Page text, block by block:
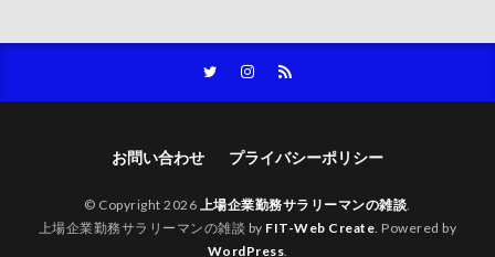
お問い合わせ プライバシーポリシー
© Copyright 2026 上場企業勤務サラリーマンの雑談
上場企業勤務サラリーマンの雑談 by FIT-Web Create . Powered by
WordPress